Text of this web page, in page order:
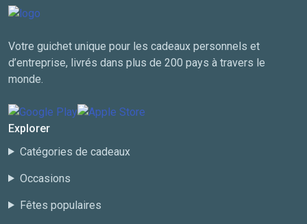
Votre guichet unique pour les cadeaux personnels et
d’entreprise, livrés dans plus de 200 pays à travers le
monde.
Explorer
Catégories de cadeaux
Occasions
Fêtes populaires